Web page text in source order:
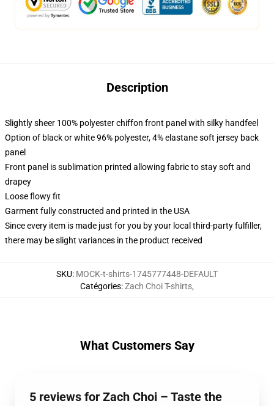
Description
Slightly sheer 100% polyester chiffon front panel with silky handfeel
Option of black or white 96% polyester, 4% elastane soft jersey back
panel
Front panel is sublimation printed allowing fabric to stay soft and
drapey
Loose flowy fit
Garment fully constructed and printed in the USA
Since every item is made just for you by your local third-party fulfiller,
there may be slight variances in the product received
SKU: MOCK-t-shirts-1745777448-DEFAULT
Catégories:Zach Choi T-shirts,
What Customers Say
5 reviews for Zach Choi – Taste the